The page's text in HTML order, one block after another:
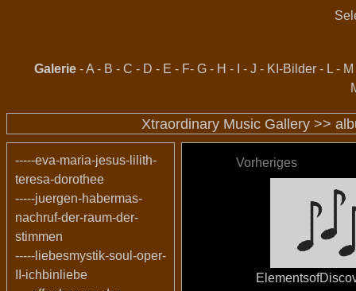
Galerie -A - B - C - D - E - F- G - H - - J - KI-Bilder - L - M
Xtraordinary Music Gallery >>
-----eva-maria-jesus-lilith-
teresa-dorothee
-----juergen-habermas-
nachruf-der-raum-der-
stimmen
-----liebesmystik-soul-oper-
II-ichbinliebe
Vorheriges